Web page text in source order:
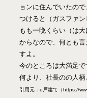
ョンに住んでいたの
つけると（ガスファ
もも一晩くらい（は
からなので、何とも
すよ。
今のところは大満足で
何より、社長のの人
引用元：e戸建て（https://